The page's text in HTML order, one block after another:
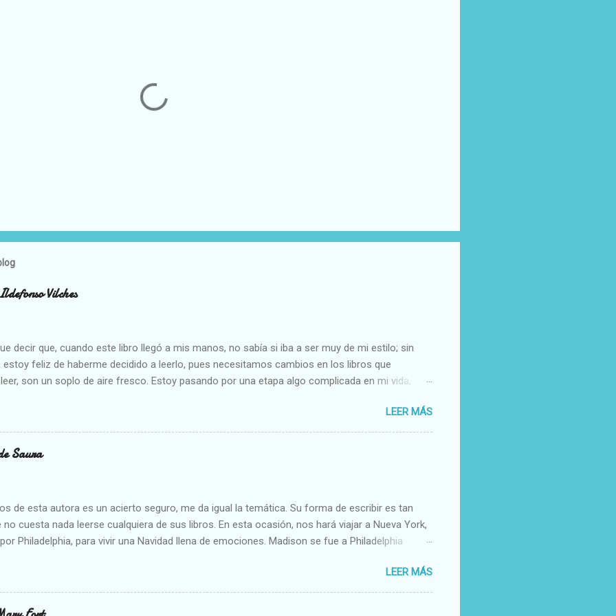
Vilches
decir que, cuando este libro llegó a mis manos, no sabía si iba a ser muy de mi estilo; sin
estoy feliz de haberme decidido a leerlo, pues necesitamos cambios en los libros que
son un soplo de aire fresco. Estoy pasando por una etapa algo complicada en mi vida,
en sus paisajes, disfrutado de las actividades de la gente que vivía en esos pueblos y me
con las descripciones que ha hecho el autor, quien escribe de forma poética y delicada,
al lector a sentir todo mucho más profundamente. He vivido toda mi vida en la ciudad y mis
han tenido casa en ningún pueblo, si bien tengo amigas que sí se iban los fines de
LEER MÁS
Saura
de esta autora es un acierto seguro, me da igual la temática. Su forma de escribir es tan
no cuesta nada leerse cualquiera de sus libros. En esta ocasión, nos hará viajar a Nueva York,
Philadelphia, para vivir una Navidad llena de emociones. Madison se fue a Philadelphia
de su hermano Ryan. El problema viene cuando Owen le hace una foto un tanto
y ella le pide que la borre. Cuál no será su sorpresa cuando encuentra su cara en un montón
colgados por el instituto. Como es normal, ella se siente decepcionada y traicionada, lo que
LEER MÁS